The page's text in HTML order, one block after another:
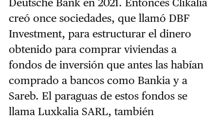
Deutsche Bank en 2021. Entonces Clikalia
creó once sociedades, que llamó DBF
Investment, para estructurar el dinero
obtenido para comprar viviendas a
fondos de inversión que antes las habían
comprado a bancos como Bankia y a
Sareb. El paraguas de estos fondos se
llama Luxkalia SARL, también